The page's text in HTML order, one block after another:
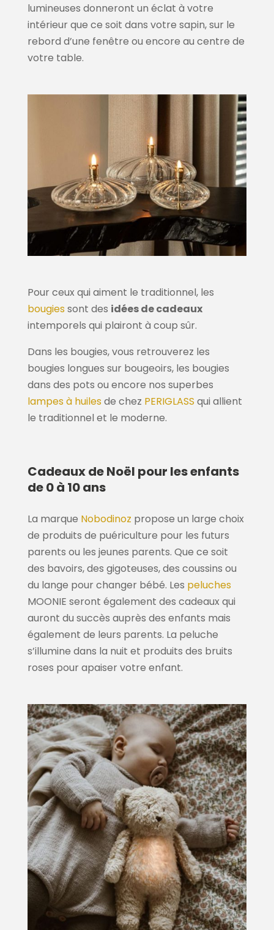
lumineuses donneront un éclat à votre
intérieur que ce soit dans votre sapin, sur le
rebord d’une fenêtre ou encore au centre de
votre table.
Pour ceux qui aiment le traditionnel, les
bougiessont des idées de cadeaux
intemporels qui plairont à coup sûr.
Dans les bougies, vous retrouverez les
bougies longues sur bougeoirs, les bougies
dans des pots ou encore nos superbes
lampes à huilesde chez PERIGLASS qui allient
le traditionnel et le moderne.
Cadeaux de Noël pour les enfants
de 0 à 10 ans
La marque Nobodinoz propose un large choix
de produits de puériculture pour les futurs
parents ou les jeunes parents. Que ce soit
des bavoirs, des gigoteuses, des coussins ou
du lange pour changer bébé. Les peluches
MOONIE seront également des cadeaux qui
auront du succès auprès des enfants mais
également de leurs parents. La peluche
s’illumine dans la nuit et produits des bruits
roses pour apaiser votre enfant.